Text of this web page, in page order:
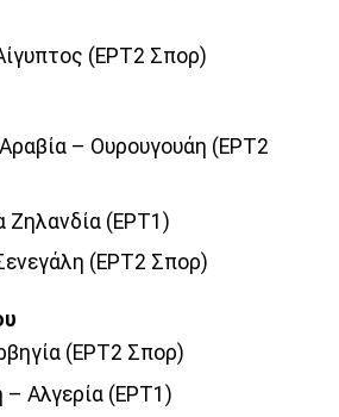
(ΕΡΤ2 Σπορ)
– Ουρουγουάη (ΕΡΤ2
Ζηλανδία (ΕΡΤ1)
(ΕΡΤ2 Σπορ)
(ΕΡΤ2 Σπορ)
– Αλγερία (ΕΡΤ1)